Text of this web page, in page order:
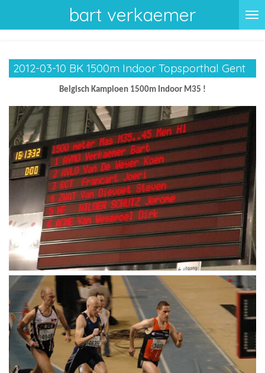
direct
de
hoofdinhoud
bart verkaemer
2012-03-10 BK 1500m Indoor Topsporthal Gent
Belgisch Kampioen 1500m Indoor M35 !